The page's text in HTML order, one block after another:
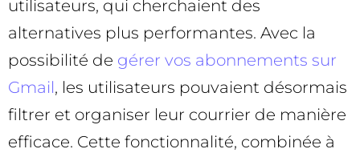
utilisateurs, qui cherchaient des
alternatives plus performantes. Avec la
possibilité de gérer vos abonnements sur
Gmail, les utilisateurs pouvaient désormais
filtrer et organiser leur courrier de manière
efficace. Cette fonctionnalité, combinée à